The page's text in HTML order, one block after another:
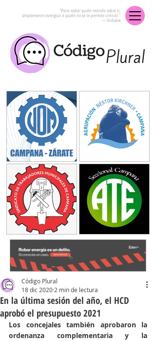
“Para saber quién manda sobre ti,
simplemente averigua a quién no se te permite criticar.”
― Voltaire
En la última sesión del año, el HCD
aprobó el presupuesto 2021
Código Plural
18 dic 2020 2 min de lectura
Los concejales también aprobaron la
ordenanza complementaria y la